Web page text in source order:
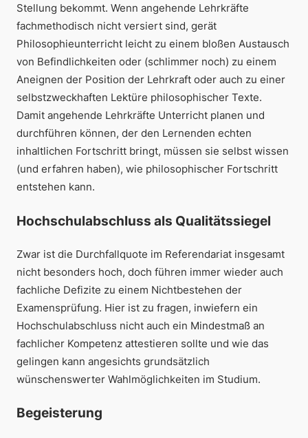
Stellung bekommt. Wenn angehende Lehrkräfte
fachmethodisch nicht versiert sind, gerät
Philosophieunterricht leicht zu einem bloßen Austausch
von Befindlichkeiten oder (schlimmer noch) zu einem
Aneignen der Position der Lehrkraft oder auch zu einer
selbstzweckhaften Lektüre philosophischer Texte.
Damit angehende Lehrkräfte Unterricht planen und
durchführen können, der den Lernenden echten
inhaltlichen Fortschritt bringt, müssen sie selbst wissen
(und erfahren haben), wie philosophischer Fortschritt
entstehen kann.
Hochschulabschluss als Qualitätssiegel
Zwar ist die Durchfallquote im Referendariat insgesamt
nicht besonders hoch, doch führen immer wieder auch
fachliche Defizite zu einem Nichtbestehen der
Examensprüfung. Hier ist zu fragen, inwiefern ein
Hochschulabschluss nicht auch ein Mindestmaß an
fachlicher Kompetenz attestieren sollte und wie das
gelingen kann angesichts grundsätzlich
wünschenswerter Wahlmöglichkeiten im Studium.
Begeisterung